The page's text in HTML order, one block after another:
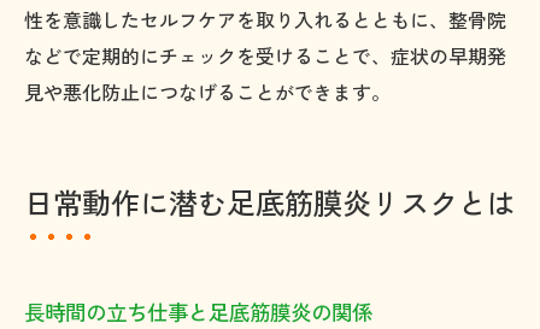
性を意識したセルフケアを取り入れるとともに、整骨院
などで定期的にチェックを受けることで、症状の早期発
見や悪化防止につなげることができます。
日常動作に潜む足底筋膜炎リスクとは
長時間の立ち仕事と足底筋膜炎の関係